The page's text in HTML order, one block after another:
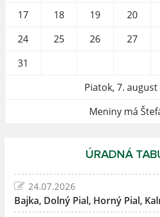
17
18 19 20
24
25 26 27
31
Piatok, 7. august
Meniny má
ÚRADNÁ
24.07.2026
Bajka, Dolný Pial, Horný Pial,